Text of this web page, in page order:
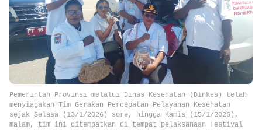
Pemerintah Provinsi melalui Dinas Kesehatan (Dinkes) telah
menyiagakan Tim Gerakan Percepatan Pelayanan Kesehatan
sejak Selasa (13/1/2026) sore, hingga Kamis (15/1/2026),
malam, tim ini ditempatkan di tempat pelaksanaan Festival